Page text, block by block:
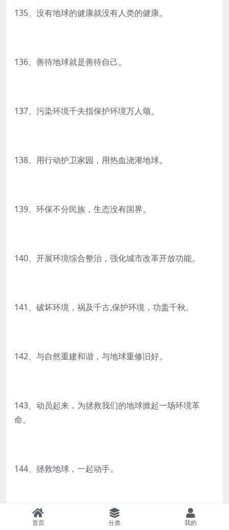
135、没有地球的健康就没有人类的健康。
136、善待地球就是善待自己。
137、污染环境千夫指保护环境万人颂。
138、用行动护卫家园，用热血浇灌地球。
139、环保不分民族，生态没有国界。
140、开展环境综合整治，强化城市改革开放功能。
141、破坏环境，祸及千古,保护环境，功盖千秋。
142、与自然重建和谐，与地球重修旧好。
143、动员起来，为拯救我们的地球掀起一场环境革
命。
144、拯救地球，一起动手。
145、保护环境，从我做起。
首页 分类 我的